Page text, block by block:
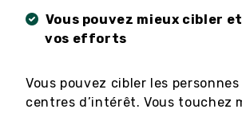
Vous pouvez mieux cibler
vos efforts
Vous pouvez cibler les
centres d’intérêt. Vous touchez